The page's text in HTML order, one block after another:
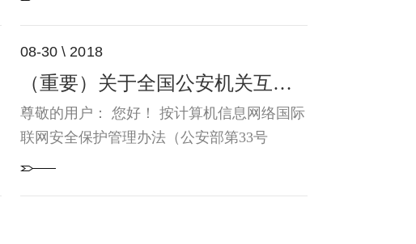
部的中央位置标明其备案编号（网站备案
号）、备案编号未按...
08-30 \ 2018
（重要）关于全国公安机关互联网安全管理服务平台备案通知
尊敬的用户： 您好！ 按计算机信息网络国际
联网安全保护管理办法（公安部第33号
令），为了加强对网站信息安全的管理，接